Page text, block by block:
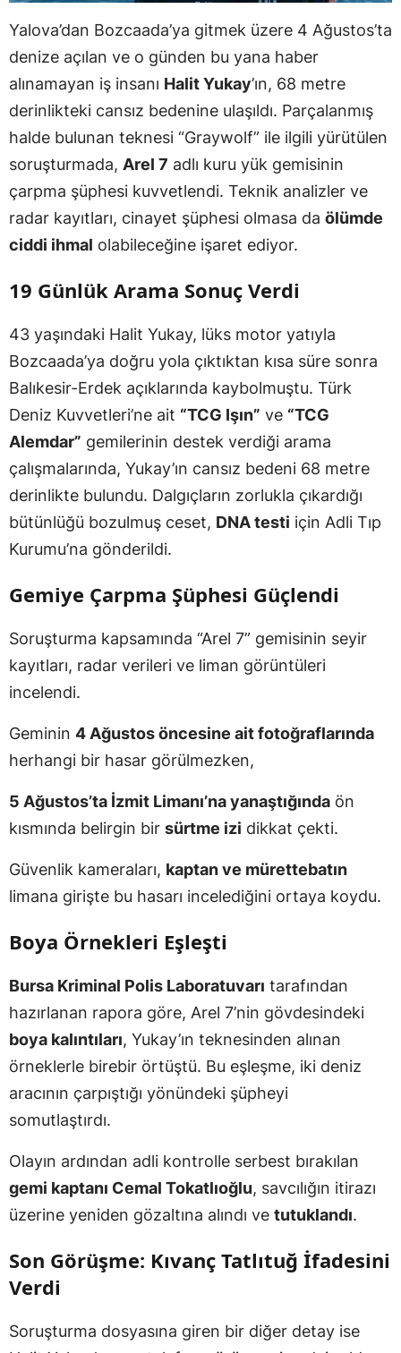
Yalova’dan Bozcaada’ya gitmek üzere 4 Ağustos’ta
denize açılan ve o günden bu yana haber
alınamayan iş insanı Halit Yukay’ın, 68 metre
derinlikteki cansız bedenine ulaşıldı. Parçalanmış
halde bulunan teknesi “Graywolf” ile ilgili yürütülen
soruşturmada, Arel 7 adlı kuru yük gemisinin
çarpma şüphesi kuvvetlendi. Teknik analizler ve
radar kayıtları, cinayet şüphesi olmasa da ölümde
ciddi ihmal olabileceğine işaret ediyor.
19 Günlük Arama Sonuç Verdi
43 yaşındaki Halit Yukay, lüks motor yatıyla
Bozcaada’ya doğru yola çıktıktan kısa süre sonra
Balıkesir-Erdek açıklarında kaybolmuştu. Türk
Deniz Kuvvetleri’ne ait “TCG Işın” ve “TCG
Alemdar” gemilerinin destek verdiği arama
çalışmalarında, Yukay’ın cansız bedeni 68 metre
derinlikte bulundu. Dalgıçların zorlukla çıkardığı
bütünlüğü bozulmuş ceset, DNA testi için Adli Tıp
Kurumu’na gönderildi.
Gemiye Çarpma Şüphesi Güçlendi
Soruşturma kapsamında “Arel 7” gemisinin seyir
kayıtları, radar verileri ve liman görüntüleri
incelendi.
Geminin 4 Ağustos öncesine ait fotoğraflarında
herhangi bir hasar görülmezken,
5 Ağustos’ta İzmit Limanı’na yanaştığında ön
kısmında belirgin bir sürtme izi dikkat çekti.
Güvenlik kameraları, kaptan ve mürettebatın
limana girişte bu hasarı incelediğini ortaya koydu.
Boya Örnekleri Eşleşti
Bursa Kriminal Polis Laboratuvarı tarafından
hazırlanan rapora göre, Arel 7’nin gövdesindeki
boya kalıntıları, Yukay’ın teknesinden alınan
örneklerle birebir örtüştü. Bu eşleşme, iki deniz
aracının çarpıştığı yönündeki şüpheyi
somutlaştırdı.
Olayın ardından adli kontrolle serbest bırakılan
gemi kaptanı Cemal Tokatlıoğlu, savcılığın itirazı
üzerine yeniden gözaltına alındı ve tutuklandı.
Son Görüşme: Kıvanç Tatlıtuğ İfadesini
Verdi
Soruşturma dosyasına giren bir diğer detay ise